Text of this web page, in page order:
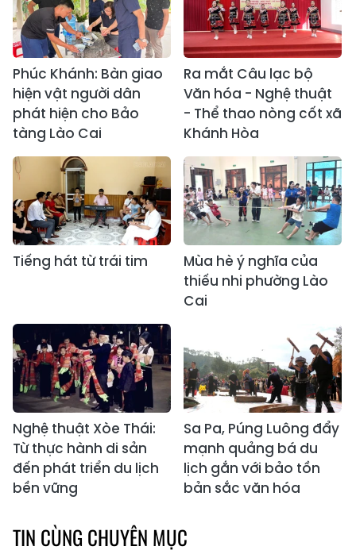
Phúc Khánh: Bàn giao
hiện vật người dân
phát hiện cho Bảo
tàng Lào Cai
Ra mắt Câu lạc bộ
Văn hóa - Nghệ thuật
- Thể thao nòng cốt xã
Khánh Hòa
Tiếng hát từ trái tim
Mùa hè ý nghĩa của
thiếu nhi phường Lào
Cai
Nghệ thuật Xòe Thái:
Từ thực hành di sản
đến phát triển du lịch
bền vững
Sa Pa, Púng Luông đẩy
mạnh quảng bá du
lịch gắn với bảo tồn
bản sắc văn hóa
TIN CÙNG CHUYÊN MỤC